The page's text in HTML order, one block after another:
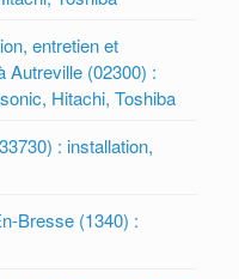
entretien et
Autreville (02300) :
Hitachi, Toshiba
: installation,
Bresse (1340) :